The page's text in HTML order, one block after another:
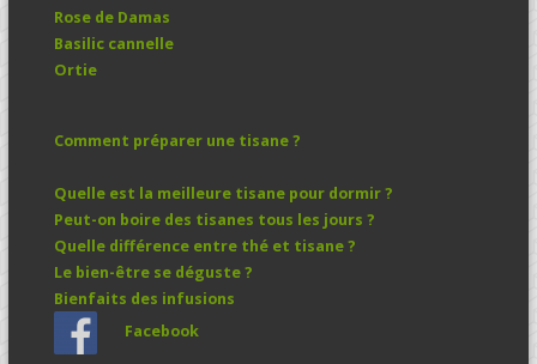
Rose de Damas
Basilic cannelle
Ortie
Comment préparer une tisane ?
Quelle est la meilleure tisane pour dormir ?
Peut-on boire des tisanes tous les jours ?
Quelle différence entre thé et tisane ?
Le bien-être se déguste ?
Bienfaits des infusions
Facebook